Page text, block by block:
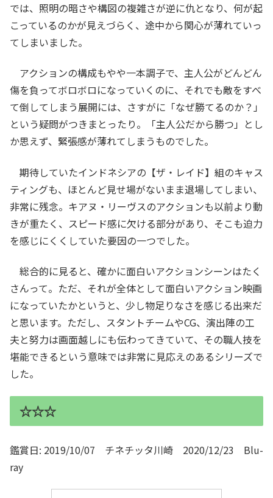
では、照明の暗さや構図の複雑さが逆に仇となり、何が起
こっているのかが見えづらく、途中から関心が薄れていっ
てしまいました。
アクションの構成もやや一本調子で、主人公がどんどん
傷を負ってボロボロになっていくのに、それでも敵をすべ
て倒してしまう展開には、さすがに「なぜ勝てるのか？」
という疑問がつきまとったり。「主人公だから勝つ」とし
か思えず、緊張感が薄れてしまうものでした。
期待していたインドネシアの【ザ・レイド】組のキャス
ティングも、ほとんど見せ場がないまま退場してしまい、
非常に残念。キアヌ・リーヴスのアクションも以前より動
きが重たく、スピード感に欠ける部分があり、そこも迫力
を感じにくくしていた要因の一つでした。
総合的に見ると、確かに面白いアクションシーンはたく
さんって。ただ、それが全体として面白いアクション映画
になっていたかというと、少し物足りなさを感じる出来だ
と思います。ただし、スタントチームやCG、演出陣の工
夫と努力は画面越しにも伝わってきていて、その職人技を
堪能できるという意味では非常に見応えのあるシリーズで
した。
☆☆☆
鑑賞日: 2019/10/07 チネチッタ川崎 2020/12/23 Blu-
ray